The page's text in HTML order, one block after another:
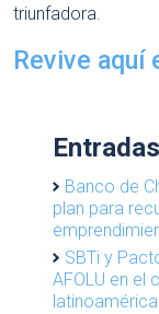
triunfadora.
Revive aquí
Banco de
plan para
SBTi y
AFOLU en el
latinoamérica